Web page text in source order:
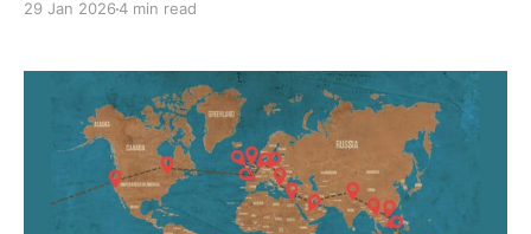
29 Jan 20264 min read